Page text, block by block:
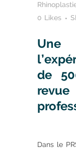
0 Likes
Une
de
Dans le